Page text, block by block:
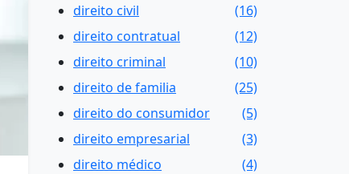
direito civil
(16)
direito contratual
(12)
direito criminal
(10)
direito de familia
(25)
direito do consumidor
(5)
direito empresarial
(3)
direito médico
(4)